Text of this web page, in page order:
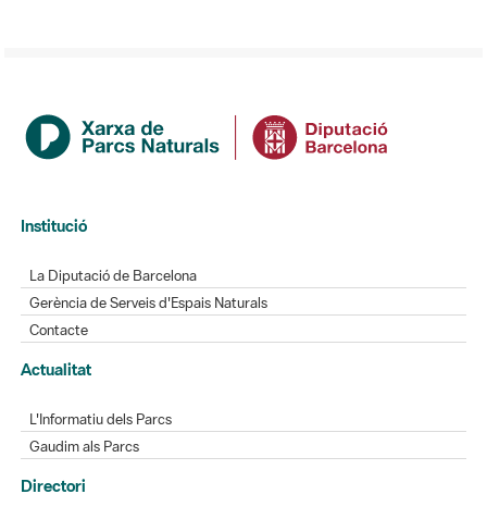
Institució
La Diputació de Barcelona
Gerència de Serveis d'Espais Naturals
Contacte
Actualitat
L'Informatiu dels Parcs
Gaudim als Parcs
Directori